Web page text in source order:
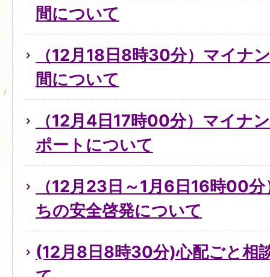
間について
（12月18日8時30分）マイナ
間について
（12月4日17時00分）マイナ
ポートについて
（12月23日～1月6日16時00
ちの安全啓発について
(12月8日8時30分)心配ごと相